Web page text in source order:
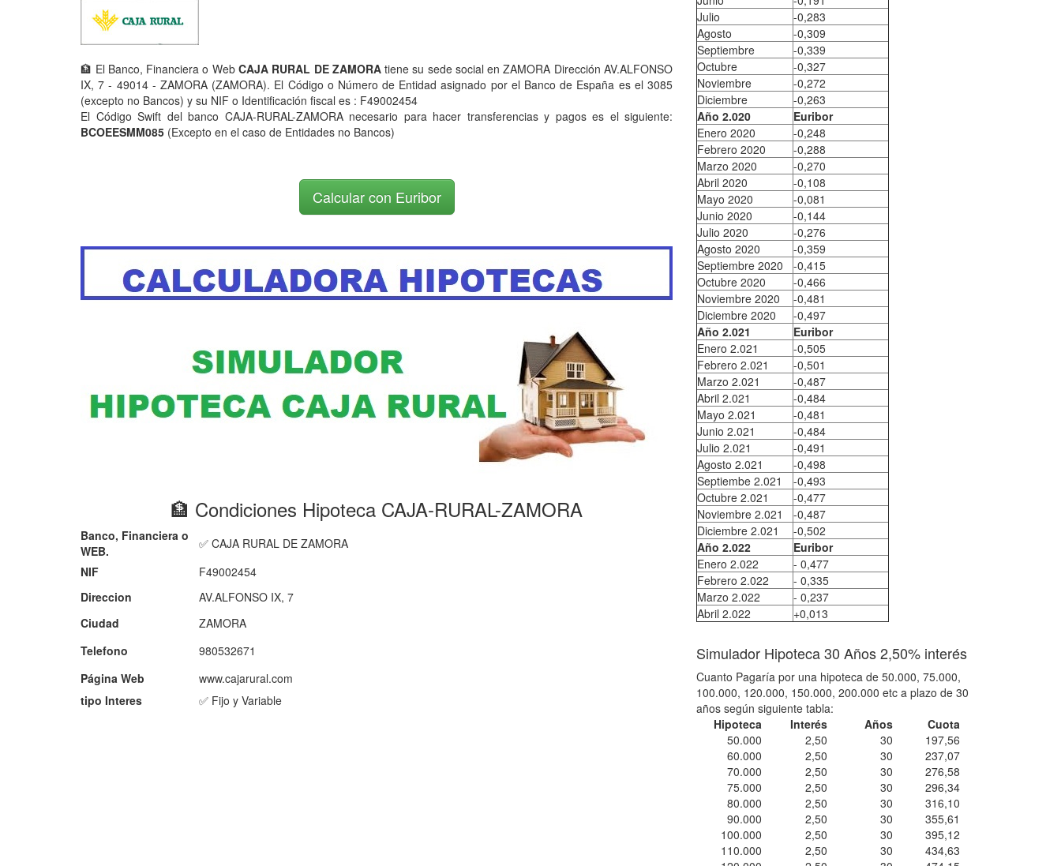
🏦 El Banco, Financiera o Web CAJA RURAL DE ZAMORAtiene su sede social en ZAMORA Dirección AV.ALFONSO
IX, 7 - 49014 - ZAMORA (ZAMORA). El Código o Número de Entidad asignado por el Banco de España es el 3085
(excepto no Bancos) y su NIF o Identificación fiscal es : F49002454
El Código Swift del banco CAJA-RURAL-ZAMORA necesario para hacer transferencias y pagos es el siguiente:
BCOEESMM085 (Excepto en el caso de Entidades no Bancos)
Calcular con Euribor
🏦 Condiciones Hipoteca CAJA-RURAL-ZAMORA
Banco, Financiera o
WEB.
✅ CAJA RURAL DE ZAMORA
NIF
F49002454
Direccion
AV.ALFONSO IX, 7
Ciudad
ZAMORA
Telefono
980532671
Página Web
www.cajarural.com
tipo Interes
✅ Fijo y Variable
Julio
-0,283
Agosto
-0,309
Septiembre
-0,339
Octubre
-0,327
Noviembre
-0,272
Diciembre
-0,263
Año 2.020
Euribor
Enero 2020
-0,248
Febrero 2020
-0,288
Marzo 2020
-0,270
Abril 2020
-0,108
Mayo 2020
-0,081
Junio 2020
-0,144
Julio 2020
-0,276
Agosto 2020
-0,359
Septiembre 2020
-0,415
Octubre 2020
-0,466
Noviembre 2020
-0,481
Diciembre 2020
-0,497
Año 2.021
Euribor
Enero 2.021
-0,505
Febrero 2.021
-0,501
Marzo 2.021
-0,487
Abril 2.021
-0,484
Mayo 2.021
-0,481
Junio 2.021
-0,484
Julio 2.021
-0,491
Agosto 2.021
-0,498
Septiembe 2.021
-0,493
Octubre 2.021
-0,477
Noviembre 2.021
-0,487
Diciembre 2.021
-0,502
Año 2.022
Euribor
Enero 2.022
- 0,477
Febrero 2.022
- 0,335
Marzo 2.022
- 0,237
Abril 2.022
+0,013
Simulador Hipoteca 30 Años 2,50% interés
Cuanto Pagaría por una hipoteca de 50.000, 75.000,
100.000, 120.000, 150.000, 200.000 etc a plazo de 30
años según siguiente tabla:
Hipoteca
Interés Años
Cuota
50.000
2,50 30
197,56
60.000
2,50 30
237,07
70.000
2,50 30
276,58
75.000
2,50 30
296,34
80.000
2,50 30
316,10
90.000
2,50 30
355,61
100.000
2,50 30
395,12
110.000
2,50 30
434,63